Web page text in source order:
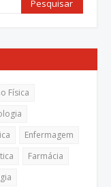
Física
Enfermagem
Farmácia